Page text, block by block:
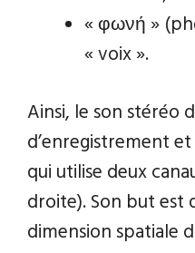
« φωνή »
« voix ».
Ainsi, le son stéréo
d’enregistrement
qui utilise deux
droite). Son but est
dimension spatiale